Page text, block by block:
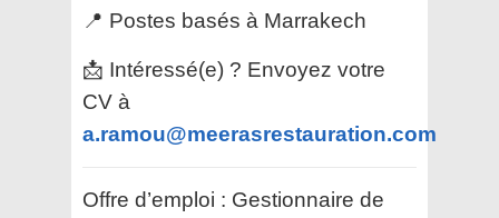
📍 Postes basés à Marrakech
📩 Intéressé(e) ? Envoyez votre
CV à
a.ramou@meerasrestauration.com
Offre d’emploi : Gestionnaire de